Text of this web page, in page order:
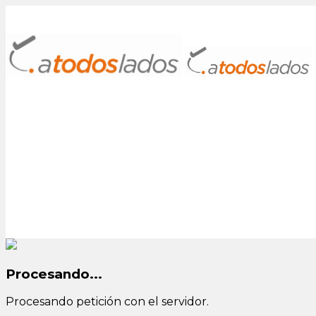
Procesando...
Procesando petición con el servidor.